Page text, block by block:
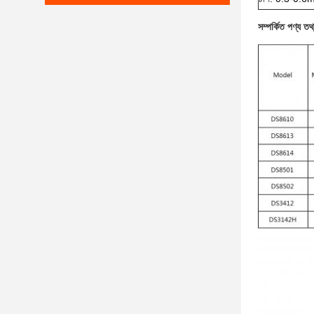
সম্পর্কিত পণ্য